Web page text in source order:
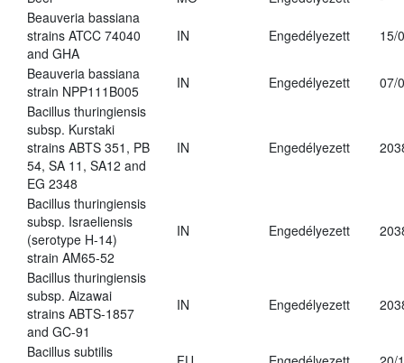
Beauveria bassiana
strains ATCC 74040
and GHA
IN Engedélyezett 15/
Beauveria bassiana
strain NPP111B005
IN Engedélyezett
07/
Bacillus thuringiensis
subsp. Kurstaki
strains ABTS 351, PB
54, SA 11, SA12 and
EG 2348
IN Engedélyezett
Bacillus thuringiensis
subsp. Israeliensis
(serotype H-14)
strain AM65-52
IN Engedélyezett
Bacillus thuringiensis
subsp. Aizawai
strains ABTS-1857
and GC-91
IN Engedélyezett
Bacillus subtilis